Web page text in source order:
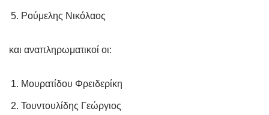
Ρούμελης Νικόλαος
και αναπληρωματικοί οι:
Μουρατίδου Φρειδερίκη
Τουντουλίδης Γεώργιος